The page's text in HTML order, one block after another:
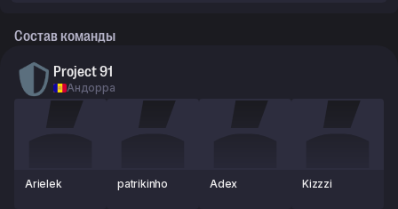
Состав команды
Project 91
Андорра
Arielek patrikinho Adex Kizzzi